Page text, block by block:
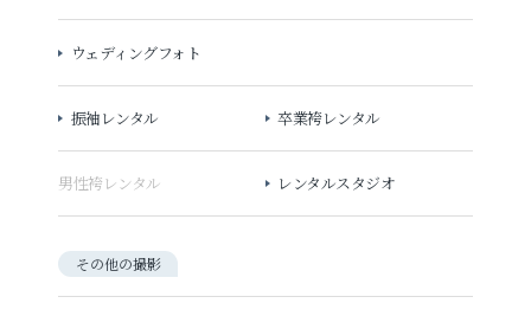
ウェディングフォト
振袖レンタル 卒業袴レンタル
男性袴レンタル レンタルスタジオ
その他の撮影